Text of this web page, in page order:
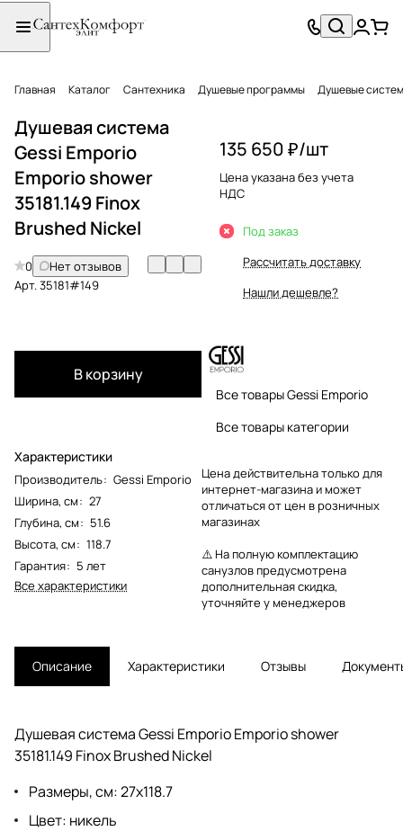
Главная Каталог Сантехника Душевые программы Душевые
Душевая система
Gessi Emporio
Emporio shower
35181.149 Finox
Brushed Nickel
0
Нет отзывов
Арт.35181#149
В корзину
Характеристики
Производитель: Gessi Emporio
Ширина, см: 27
Глубина, см: 51.6
Высота, см: 118.7
Гарантия: 5 лет
Все характеристики
135 650 ₽/шт
Цена указана без учета
НДС
Под заказ
Рассчитать доставку
Нашли дешевле?
Все товары Gessi Emporio
Все товары категории
Цена действительна только для
интернет-магазина и может
отличаться от цен в розничных
магазинах
⚠️ На полную комплектацию
санузлов предусмотрена
дополнительная скидка,
уточняйте у менеджеров
Описание Характеристики Отзывы
Душевая система Gessi Emporio Emporio shower
35181.149 Finox Brushed Nickel
Размеры, см: 27x118.7
Цвет: никель